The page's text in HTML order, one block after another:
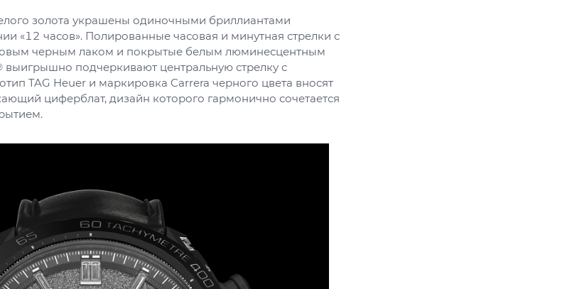
золота украшены одиночными бриллиантами
«12 часов». Полированные часовая и минутная стрелки с
черным лаком и покрытые белым люминесцентным
выигрышно подчеркивают центральную стрелку с
TAG Heuer и маркировка Carrera черного цвета вносят
циферблат, дизайн которого гармонично сочетается